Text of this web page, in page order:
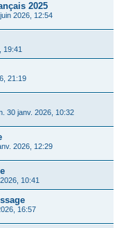
2025
2026, 12:54
19:41
21:19
30 janv. 2026, 10:32
2026, 12:29
10:41
16:57